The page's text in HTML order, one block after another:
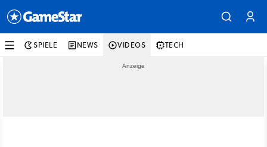
SPIELE NEWS VIDEOS TECH